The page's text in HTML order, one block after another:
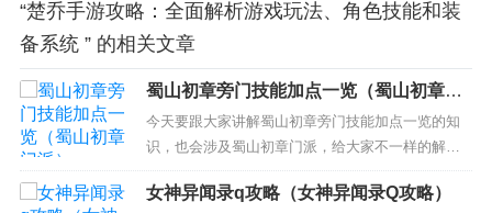
“楚乔手游攻略：全面解析游戏玩法、角色技能和装
备系统 ” 的相关文章
蜀山初章旁门技能加点一览（蜀山初章门
派）
今天要跟大家讲解蜀山初章旁门技能加点一览的知
识，也会涉及蜀山初章门派，给大家不一样的解决
方案！ 本文目录一览： 1、蜀山初章怎么分配属性
2、蜀山初章道剑修怎么加点 3、蜀山初章攻略 4、
女神异闻录q攻略（女神异闻录Q攻略）